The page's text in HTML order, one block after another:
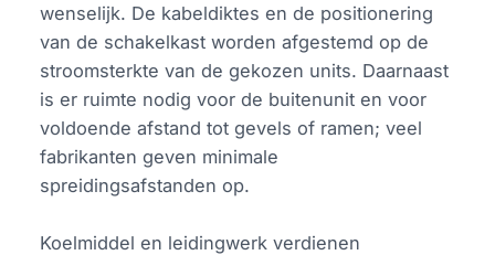
wenselijk. De kabeldiktes en de positionering
van de schakelkast worden afgestemd op de
stroomsterkte van de gekozen units. Daarnaast
is er ruimte nodig voor de buitenunit en voor
voldoende afstand tot gevels of ramen; veel
fabrikanten geven minimale
spreidingsafstanden op.
Koelmiddel en leidingwerk verdienen